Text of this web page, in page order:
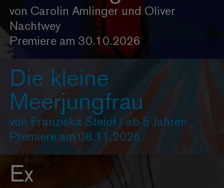
von Carolin Amlinger und Oliver
Nachtwey
Premiere am 30.10.2026
Die kleine
Meerjungfrau
von Franziska Steiof / ab 5 Jahren
Premiere am 08.11.2026
Ex